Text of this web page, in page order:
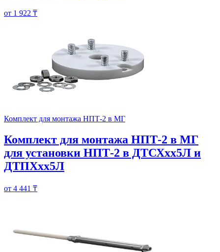
от 1 922 ₸
Комплект для монтажа НПТ-2 в МГ
Комплект для монтажа НПТ-2 в МГ
для установки НПТ-2 в ДТСХхх5Л и
ДТПХхх5Л
от 4 441 ₸